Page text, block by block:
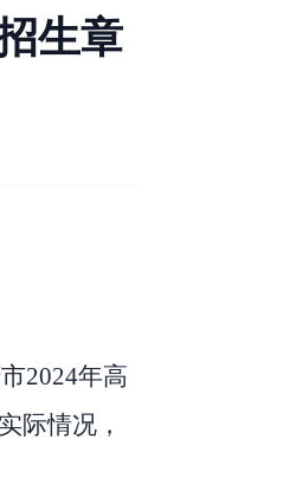
生章
2024年高
际情况，